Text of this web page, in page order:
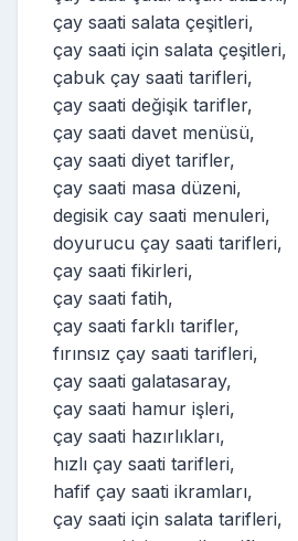
çay saati salata çeşitleri,
çay saati için salata çeşitleri,
çabuk çay saati tarifleri,
çay saati değişik tarifler,
çay saati davet menüsü,
çay saati diyet tarifler,
çay saati masa düzeni,
degisik cay saati menuleri,
doyurucu çay saati tarifleri,
çay saati fikirleri,
çay saati fatih,
çay saati farklı tarifler,
fırınsız çay saati tarifleri,
çay saati galatasaray,
çay saati hamur işleri,
çay saati hazırlıkları,
hızlı çay saati tarifleri,
hafif çay saati ikramları,
çay saati için salata tarifleri,